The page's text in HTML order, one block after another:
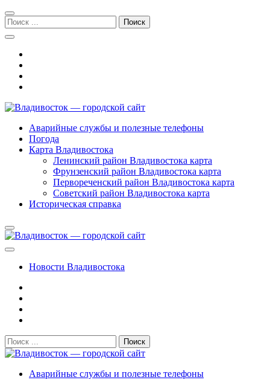
Перейти
к
навигации
Перейти
к
содержимому
Поиск:
Владивосток — городской сайт
Аварийные службы и полезные телефоны
Погода
Карта Владивостока
Ленинский район Владивостока карта
Фрунзенский район Владивостока карта
Первореченский район Владивостока карта
Советский район Владивостока карта
Историческая справка
Новости Владивостока
Поиск:
Владивосток — городской сайт
Аварийные службы и полезные телефоны